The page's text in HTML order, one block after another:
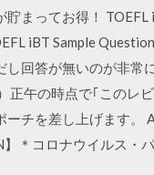
貯まってお得！
iBT Sample
し回答が無いのが非常
正午の時点で｢このレ
ーチを差し上げます
】＊コロナウイルス・